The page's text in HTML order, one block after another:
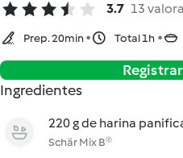
3.7 13
Prep. 20min Total 1h
Ingredientes
220 g de harina
Schär Mix B®